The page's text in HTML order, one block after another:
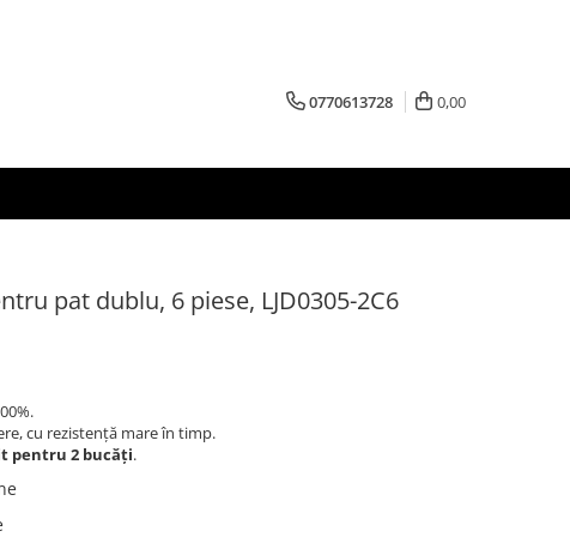
0770613728 0,00
pat dublu, 6 piese, LJD0305-2C6
cu rezistență mare în timp.
pentru 2 bucăți.